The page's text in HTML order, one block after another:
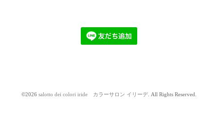
©2026 salotto dei colori iride カラーサロン イリーデ. All Rights Reserved.